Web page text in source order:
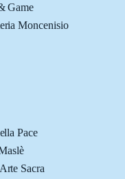
Game
Moncenisio
Pace
Sacra